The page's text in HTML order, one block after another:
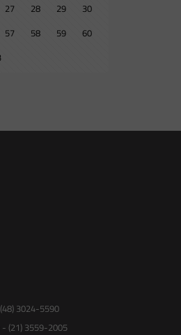
27 28 29
30
57 58 59
60
3024-5590
(21) 3559-2005